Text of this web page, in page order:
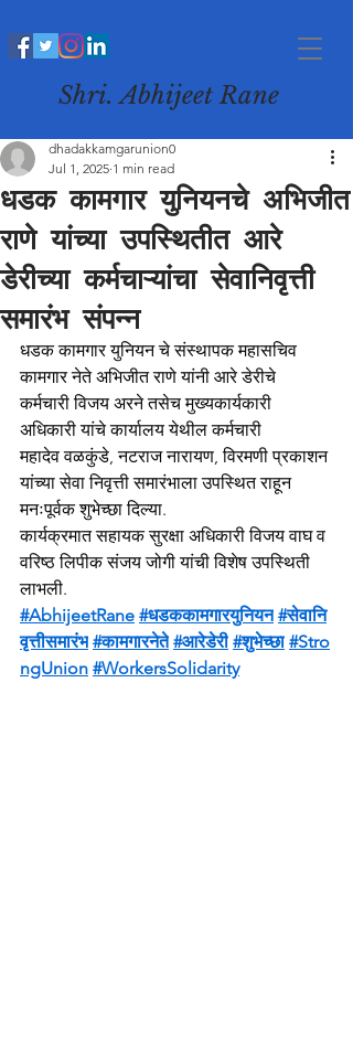
Shri. Abhijeet Rane
धडक कामगार युनियनचे अभिजीत
राणे यांच्या उपस्थितीत आरे
डेरीच्या कर्मचाऱ्यांचा सेवानिवृत्ती
समारंभ संपन्न
dhadakkamgarunion0
Jul 1, 2025 1 min read
धडक कामगार युनियन चे संस्थापक महासचिव
कामगार नेते अभिजीत राणे यांनी आरे डेरीचे
कर्मचारी विजय अरने तसेच मुख्यकार्यकारी
अधिकारी यांचे कार्यालय येथील कर्मचारी
महादेव वळकुंडे, नटराज नारायण, विरमणी प्रकाशन
यांच्या सेवा निवृत्ती समारंभाला उपस्थित राहून
मनःपूर्वक शुभेच्छा दिल्या.
कार्यक्रमात सहायक सुरक्षा अधिकारी विजय वाघ व
वरिष्ठ लिपीक संजय जोगी यांची विशेष उपस्थिती
लाभली.
#AbhijeetRane #धडककामगारयुनियन #सेवानि
वृत्तीसमारंभ #कामगारनेते #आरेडेरी #शुभेच्छा #Stro
ngUnion #WorkersSolidarity